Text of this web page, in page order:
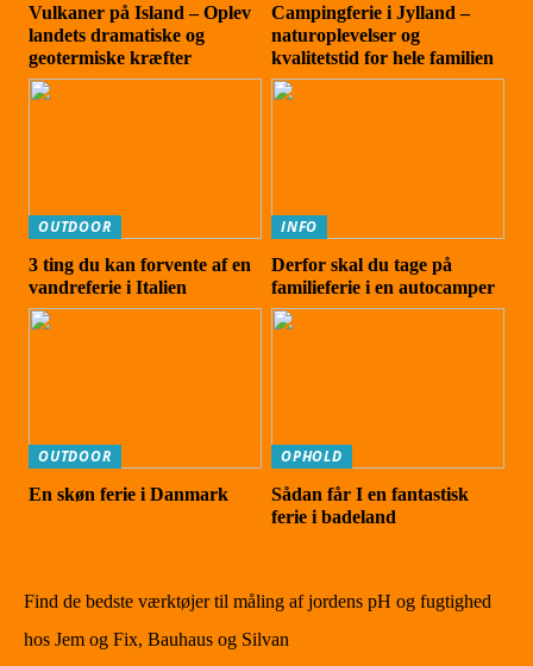
Vulkaner på Island – Oplev
landets dramatiske og
geotermiske kræfter
Campingferie i Jylland –
naturoplevelser og
kvalitetstid for hele familien
OUTDOOR
3 ting du kan forvente af en
vandreferie i Italien
INFO
Derfor skal du tage på
familieferie i en autocamper
OUTDOOR
En skøn ferie i Danmark
OPHOLD
Sådan får I en fantastisk
ferie i badeland
Find de bedste værktøjer til måling af jordens pH og fugtighed
hos Jem og Fix, Bauhaus og Silvan